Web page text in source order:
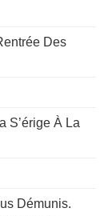
Des
S’érige À La
Démunis.